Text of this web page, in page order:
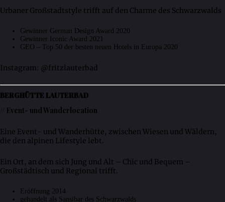
Urbaner Großstadtstyle trifft auf den Charme des Schwarzwalds
Gewinner German Design Award 2020
Gewinner Iconic Award 2021
GEO – Top 50 der besten neuen Hotels in Europa 2020
Instagram: @fritzlauterbad
BERGHÜTTE LAUTERBAD
// Event- und Wanderlocation
Eine Event- und Wanderhütte, zwischen Wiesen und Wäldern,
die den alpinen Lifestyle lebt.
Ein Ort, an dem sich Jung und Alt – Chic und Bequem –
Großstädtisch und Regional trifft.
Eröffnung 2014
gehandelt als Sansibar des Schwarzwalds